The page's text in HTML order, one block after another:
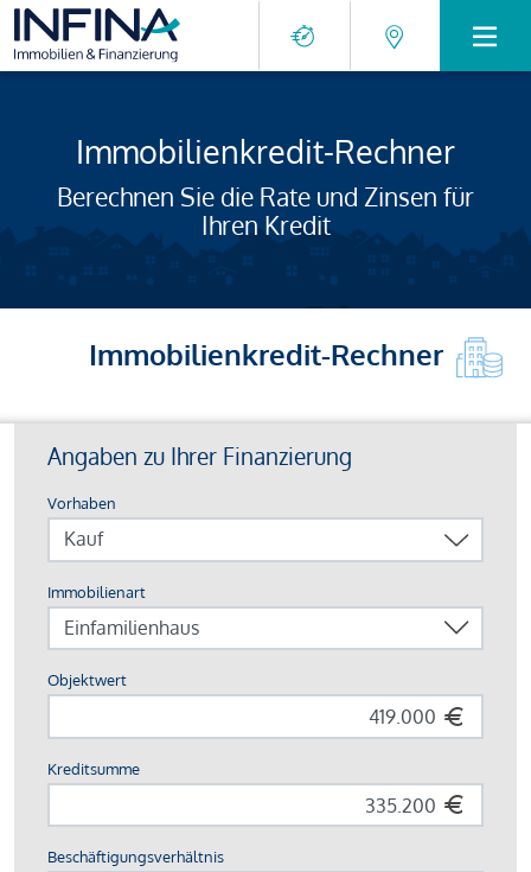
Immobilienkredit-Rechner
Berechnen Sie die Rate und Zinsen für
Ihren Kredit
Immobilienkredit-Rechner